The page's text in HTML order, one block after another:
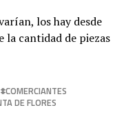
los hay desde
la cantidad de piezas
COMERCIANTES
DE FLORES